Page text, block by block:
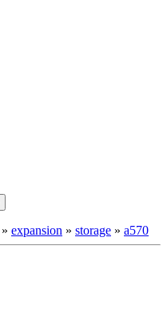
» expansion » storage » a570